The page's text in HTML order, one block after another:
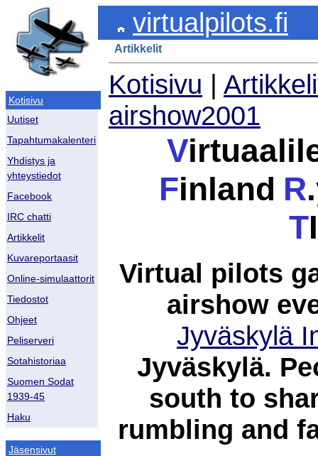
Kotisivu
Uutiset
Tapahtumakalenteri
Yhdistys ja
yhteystiedot
Facebook
IRC chatti
Artikkelit
Kuvareportaasit
Online-simulaattorit
Tiedostot
Ohjeet
Peliserveri
Sotahistoriaa
Suomen Sodat
1939-45
Haku
Jäsensivut
virtualpilots.fi
Artikkelit
Kotisivu |
airshow2001
V
Finland R
T
Virtual pilots
airshow
Jyväskylä
Jyväskylä.
south to
rumbling and